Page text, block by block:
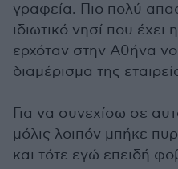
γραφεία. Πιο πολύ
ιδιωτικό νησί που
ερχόταν στην Αθήνα
διαμέρισμα της
Για να συνεχίσω σε
μόλις λοιπόν μπήκε
και τότε εγώ επειδή